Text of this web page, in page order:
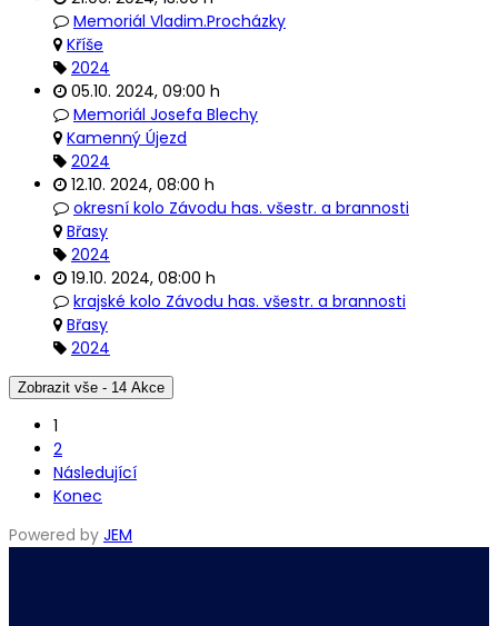
Memoriál Vladim.Procházky
Kříše
2024
05.10. 2024, 09:00 h
Memoriál Josefa Blechy
Kamenný Újezd
2024
12.10. 2024, 08:00 h
okresní kolo Závodu has. všestr. a brannosti
Břasy
2024
19.10. 2024, 08:00 h
krajské kolo Závodu has. všestr. a brannosti
Břasy
2024
Zobrazit vše - 14 Akce
1
2
Následující
Konec
Powered by JEM